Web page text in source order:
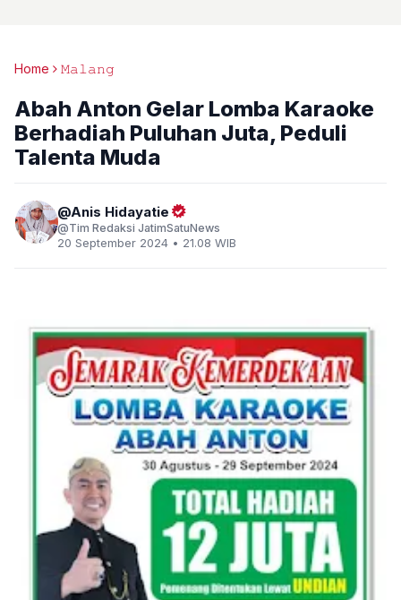
Home 𝙼𝚊𝚕𝚊𝚗𝚐
Abah Anton Gelar Lomba Karaoke
Berhadiah Puluhan Juta, Peduli
Talenta Muda
Anis Hidayatie
Tim Redaksi JatimSatuNews
20 September 2024 • 21.08 WIB